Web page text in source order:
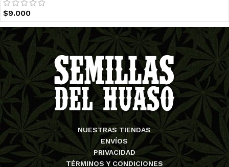
$9.000
NUESTRAS TIENDAS
ENVÍOS
PRIVACIDAD
TÉRMINOS Y CONDICIONES